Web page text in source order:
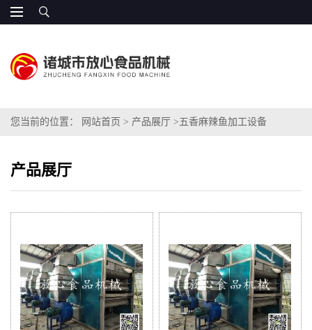
您当前的位置： 网站首页 > 产品展厅 >五香麻辣鱼加工设备
产品展厅